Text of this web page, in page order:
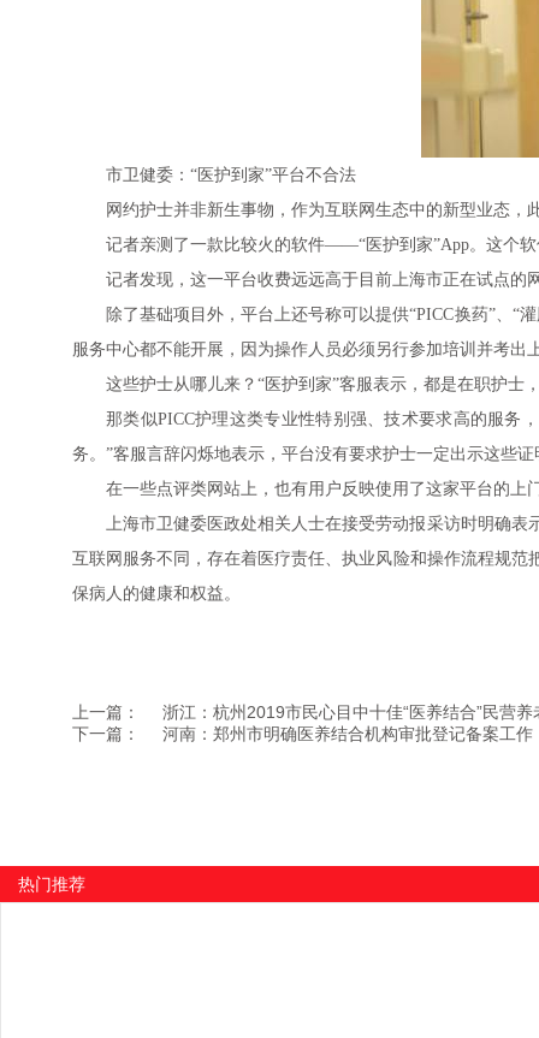
市卫健委：“医护到家”平台不合法
网约护士并非新生事物，作为互联网生态中的新型业态，
记者亲测了一款比较火的软件——“医护到家”App。这个软
记者发现，这一平台收费远远高于目前上海市正在试点的
除了基础项目外，平台上还号称可以提供“PICC换药”、“
服务中心都不能开展，因为操作人员必须另行参加培训并考出
这些护士从哪儿来？“医护到家”客服表示，都是在职护士
那类似PICC护理这类专业性特别强、技术要求高的服务
务。”客服言辞闪烁地表示，平台没有要求护士一定出示这些
在一些点评类网站上，也有用户反映使用了这家平台的
上海市卫健委医政处相关人士在接受劳动报采访时明确
互联网服务不同，存在着医疗责任、执业风险和操作流程规
保病人的健康和权益。
上一篇：
浙江：杭州2019市民心目中十佳“医养结合”民营养
下一篇：
河南：郑州市明确医养结合机构审批登记备案工
热门推荐